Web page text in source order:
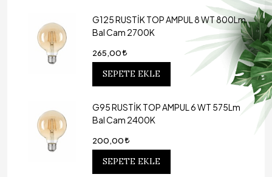
G125 RUSTİK TOP AMPUL 8 WT 800Lm
Bal Cam 2700K
265,00
SEPETE EKLE
G95 RUSTİK TOP AMPUL 6 WT 575Lm
Bal Cam 2400K
200,00
SEPETE EKLE